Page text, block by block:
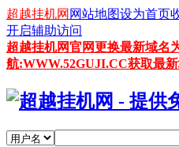
超越挂机网 网站地图设为首页
开启辅助访问
超越挂机网官网更换最新域名
航:WWW.52GUJI.CC获取最